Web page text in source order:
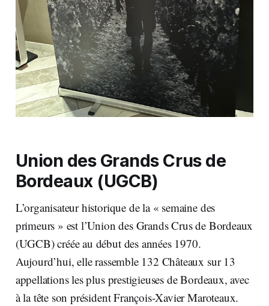
Union des Grands Crus de
Bordeaux (UGCB)
L’organisateur historique de la « semaine des
primeurs » est l’Union des Grands Crus de Bordeaux
(UGCB) créée au début des années 1970.
Aujourd’hui, elle rassemble 132 Châteaux sur 13
appellations les plus prestigieuses de Bordeaux, avec
à la tête son président François-Xavier Maroteaux.